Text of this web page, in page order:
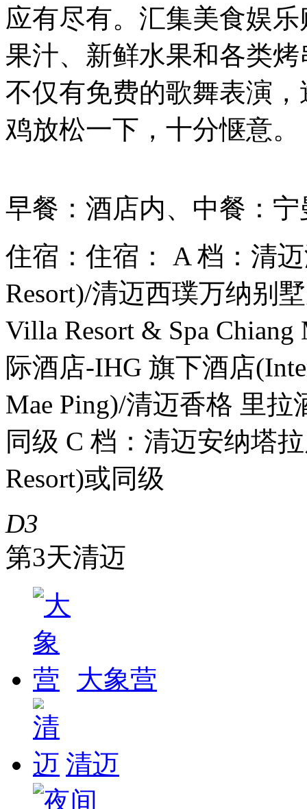
应有尽有。汇集美食娱
果汁、新鲜水果和各类
不仅有免费的歌舞表演
鸡放松一下，十分惬意。
早餐：酒店内、中餐：
住宿：住宿： A 档：清
Resort)/清迈西璞万纳别
Villa Resort & Spa
际酒店-IHG 旗下酒店
Mae Ping)/清迈香格 里拉
同级 C 档：清迈安纳塔
Resort)或同级
D3
第3天清迈
大象营
清迈